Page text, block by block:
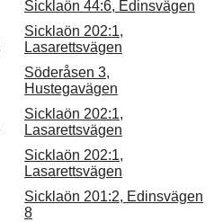
Sicklaön 44:6, Edinsvägen
Sicklaön 202:1,
Lasarettsvägen
Söderåsen 3,
Hustegavägen
Sicklaön 202:1,
Lasarettsvägen
Sicklaön 202:1,
Lasarettsvägen
Sicklaön 201:2, Edinsvägen
8